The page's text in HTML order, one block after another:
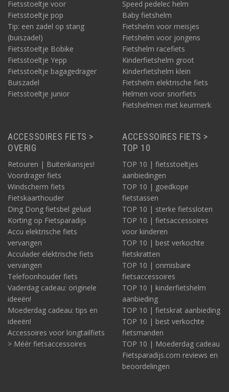
Fietsstoeltje voor
Fietsstoeltje pop
Tip: een zadel op stang
(buiszadel)
Fietsstoeltje Bobike
Fietsstoeltje Yepp
Fietsstoeltje bagagedrager
Buiszadel
Fietsstoeltje junior
Speed pedelec helm
Baby fietshelm
Fietshelm voor meisjes
Fietshelm voor jongens
Fietshelm racefiets
Kinderfietshelm groot
Kinderfietshelm klein
Fietshelm elektrische fiets
Helmen voor snorfiets
Fietshelmen met keurmerk
ACCESSOIRES FIETS >
OVERIG
Retouren | Buitenkansjes!
Voordrager fiets
Windscherm fiets
Fietskaarthouder
Ding Dong fietsbel geluid
Korting op Fietsparadijs
Accu elektrische fiets
vervangen
Acculader elektrische fiets
vervangen
Telefoonhouder fiets
Vaderdag cadeau: originele
ideeën!
Moederdag cadeau: tips en
ideeën!
Accessoires voor longtailfiets
> Méér fietsaccessoires
ACCESSOIRES FIETS >
TOP 10
TOP 10 | fietsstoeltjes
aanbiedingen
TOP 10 | goedkope
fietstassen
TOP 10 | sterke fietssloten
TOP 10 | fietsaccessoires
voor kinderen
TOP 10 | best verkochte
fietskratten
TOP 10 | onmisbare
fietsaccessoires
TOP 10 | kinderfietshelm
aanbieding
TOP 10 | fietskrat aanbieding
TOP 10 | best verkochte
fietsmanden
TOP 10 | Moederdag cadeau
Fietsparadijs.com reviews en
beoordelingen